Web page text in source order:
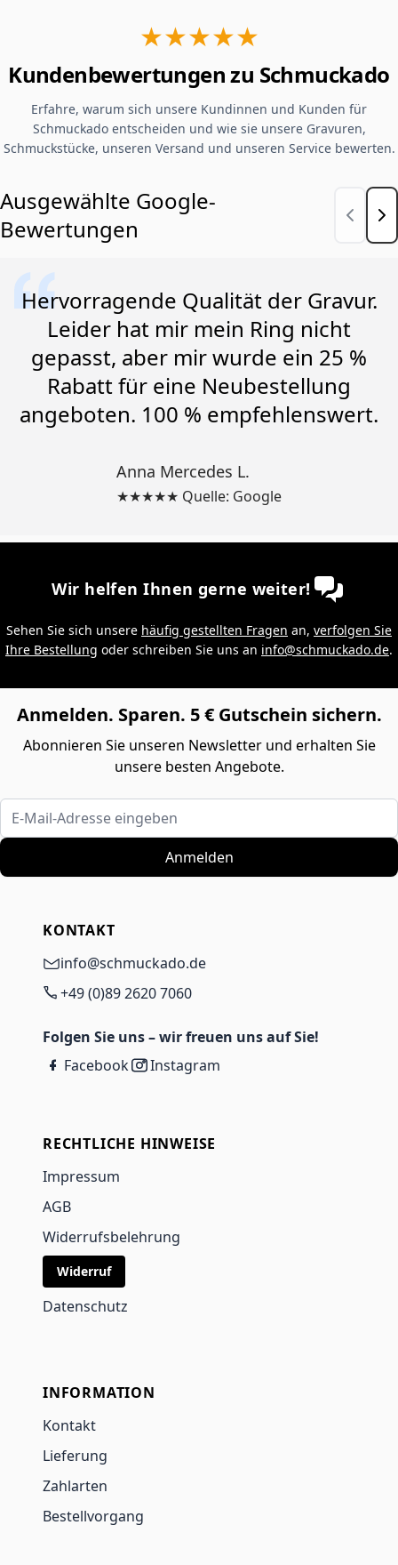
★★★★★
Kundenbewertungen zu Schmuckado
Erfahre, warum sich unsere Kundinnen und Kunden für
Schmuckado entscheiden und wie sie unsere Gravuren,
Schmuckstücke, unseren Versand und unseren Service bewerten.
Ausgewählte Google-
Bewertungen
Hervorragende Qualität der Gravur.
Leider hat mir mein Ring nicht
gepasst, aber mir wurde ein 25 %
Rabatt für eine Neubestellung
angeboten. 100 % empfehlenswert.
Anna Mercedes L.
★★★★★ Quelle: Google
Wir helfen Ihnen gerne weiter!
Sehen Sie sich unsere häufig gestellten Fragen an, verfolgen Sie
Ihre Bestellung oder schreiben Sie uns an info@schmuckado.de.
Anmelden. Sparen. 5 € Gutschein sichern.
Abonnieren Sie unseren Newsletter und erhalten Sie
unsere besten Angebote.
E-Mail-Adresse eingeben
Anmelden
KONTAKT
info@schmuckado.de
+49 (0)89 2620 7060
Folgen Sie uns – wir freuen uns auf Sie!
Facebook
Instagram
RECHTLICHE HINWEISE
Impressum
AGB
Widerrufsbelehrung
Widerruf
Datenschutz
INFORMATION
Kontakt
Lieferung
Zahlarten
Bestellvorgang